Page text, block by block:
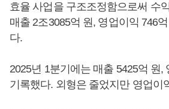
효율 사업을 구조조정함으로써 수
매출 2조3085억 원, 영업이익 746
다.
2025년 1분기에는 매출 5425억 원,
기록했다. 외형은 줄었지만 영업이